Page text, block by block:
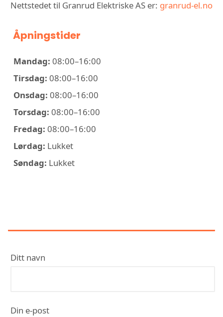
Nettstedet til Granrud Elektriske AS er: granrud-el.no
Åpningstider
Mandag: 08:00–16:00
Tirsdag: 08:00–16:00
Onsdag: 08:00–16:00
Torsdag: 08:00–16:00
Fredag: 08:00–16:00
Lørdag: Lukket
Søndag: Lukket
Ditt navn
Din e-post